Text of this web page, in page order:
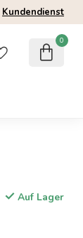
Kundendienst
0
Auf Lager